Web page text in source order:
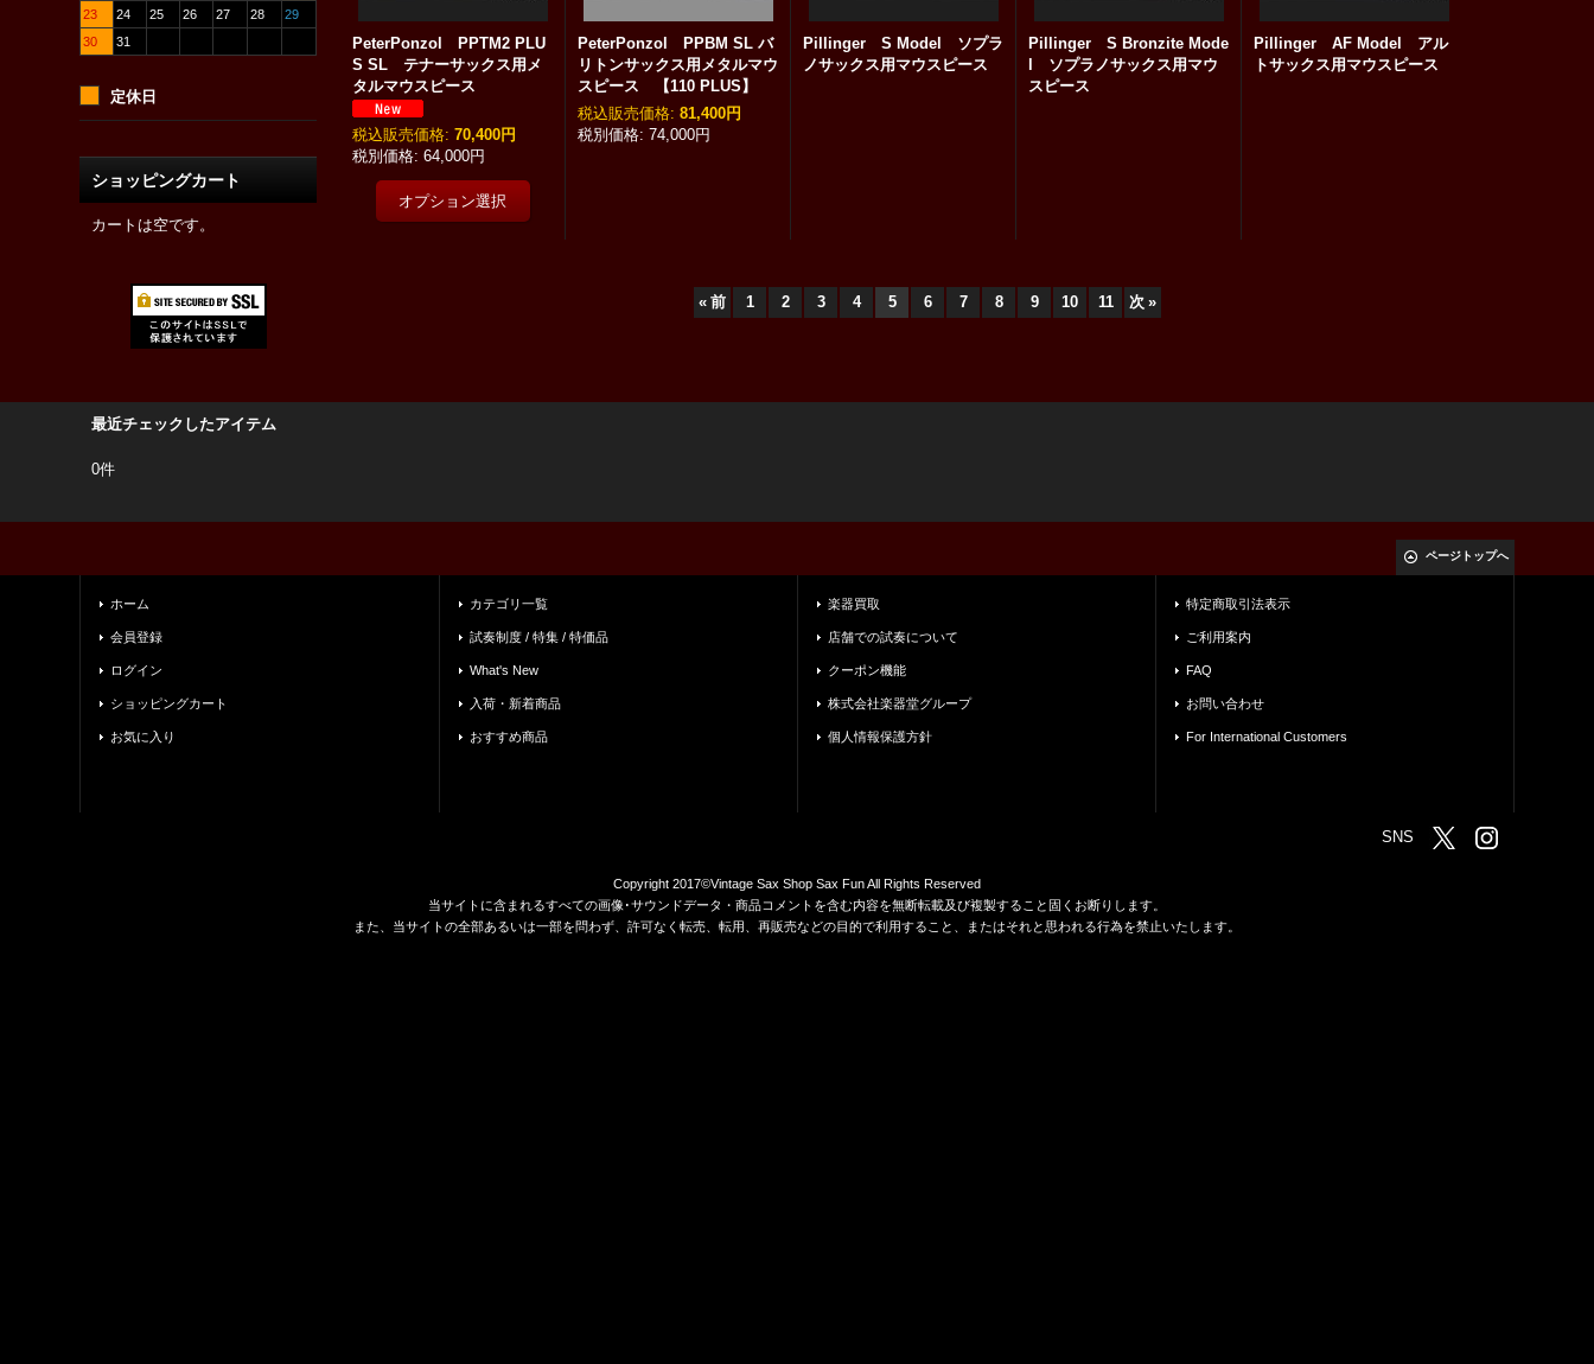
23
24 25 26 27 28
29
30
31
定休日
ショッピングカート
カートは空です。
PeterPonzol PPTM2 PLU
S SL テナーサックス用メ
タルマウスピース
64,000円
税込 : 70,400円
PeterPonzol PPBM SL バ
リトンサックス用メタルマウ
スピース 【110 PLUS】
74,000円
税込 : 81,400円
Pillinger S Model ソプラ
ノサックス用マウスピース
Pillinger S Bronzite Mode
l ソプラノサックス用マウ
スピース
Pillinger AF Model アル
トサックス用マウスピース
« 前 1 2 3 4 5 6 7 8 9 10 11 次 »
最近チェックしたアイテム
0件
ページトップへ
ホーム
会員登録
ログイン
ショッピングカート
お気に入り
カテゴリ一覧
試奏制度 / 特集 / 特価品
What's New
入荷・新着商品
おすすめ商品
楽器買取
店舗での試奏について
クーポン機能
株式会社楽器堂グループ
個人情報保護方針
特定商取引法表示
ご利用案内
FAQ
お問い合わせ
For International Customers
SNS
Copyright 2017©Vintage Sax Shop Sax Fun All Rights Reserved
当サイトに含まれるすべての画像･サウンドデータ・商品コメントを含む内容を無断転載及び複製すること固くお断りします。
また、当サイトの全部あるいは一部を問わず、許可なく転売、転用、再販売などの目的で利用すること、またはそれと思われる行為を禁止いたします。